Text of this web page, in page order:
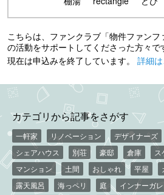
こちらは、ファンクラブ「物件ファン
の活動をサポートしてくださった方々で
現在は申込みを終了しています。 詳細
カテゴリから記事をさがす
一軒家 リノベーション デザイナーズ
シェアハウス
別荘 豪邸 倉庫 ス
マンション
土間 おしゃれ 平屋
露天風呂
海っペリ 庭 インナーガ